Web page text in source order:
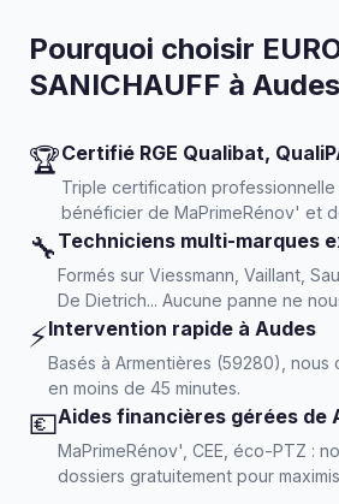
Pourquoi choisir
SANICHAUFF à
🏆Certifié RGE Qualibat,
Triple certification
bénéficier de MaPrimeRénov' et
🔧 Techniciens multi-marques
Formés sur Viessmann, Vaillant,
De Dietrich... Aucune panne ne
⚡Intervention rapide à Audes
Basés à Armentières (59280), nous
en moins de 45 minutes.
💶Aides financières gérées de
MaPrimeRénov', CEE, éco-PTZ :
dossiers gratuitement pour